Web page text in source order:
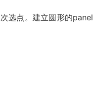
点。建立圆形的panel